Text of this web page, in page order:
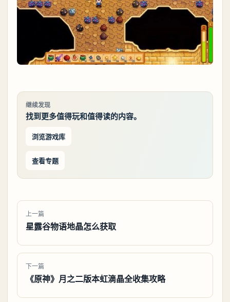
继续发现
找到更多值得玩和值得读的内容。
浏览游戏库
查看专题
上一篇
星露谷物语地晶怎么获取
下一篇
《原神》月之二版本虹滴晶全收集攻略